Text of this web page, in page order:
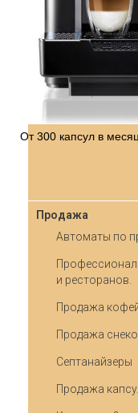
От 300 капсул в месяц.
Продажа
Автоматы по
и ресторанов.
Продажа
Продажа
Септанайзеры
Продажа